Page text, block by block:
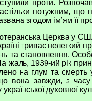
проти.
потужним, що
згодом ім’ям її
Церква у
триває нелегкий
та становлення.
1939-ий рік
на глум та
завжди, з часу
духовної